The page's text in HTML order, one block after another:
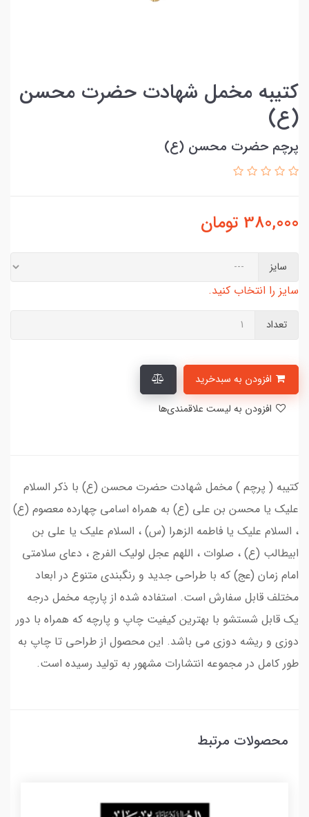
کتیبه مخمل شهادت حضرت محسن
(ع)
پرچم حضرت محسن (ع)
380,000 تومان
سایز
سایز را انتخاب کنید.
تعداد
کتیبه ( پرچم ) مخمل شهادت حضرت محسن (ع) با ذکر السلام
علیک یا محسن بن علی (ع) به همراه اسامی چهارده معصوم (ع)
، السلام علیک یا فاطمه الزهرا (س) ، السلام علیک یا علی بن
ابیطالب (ع) ، صلوات ، اللهم عجل لولیک الفرج ، دعای سلامتی
امام زمان (عج) که با طراحی جدید و رنگبندی متنوع در ابعاد
مختلف قابل سفارش است. استفاده شده از پارچه مخمل درجه
یک قابل شستشو با بهترین کیفیت چاپ و پارچه که همراه با دور
دوزی و ریشه دوزی می باشد. این محصول از طراحی تا چاپ به
طور کامل در مجموعه انتشارات مشهور به تولید رسیده است.
محصولات مرتبط